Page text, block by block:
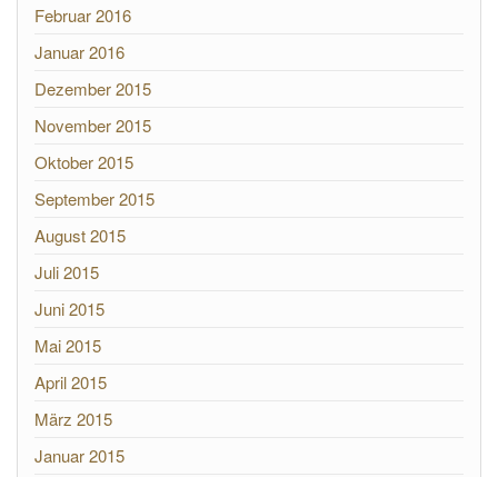
Februar 2016
Januar 2016
Dezember 2015
November 2015
Oktober 2015
September 2015
August 2015
Juli 2015
Juni 2015
Mai 2015
April 2015
März 2015
Januar 2015